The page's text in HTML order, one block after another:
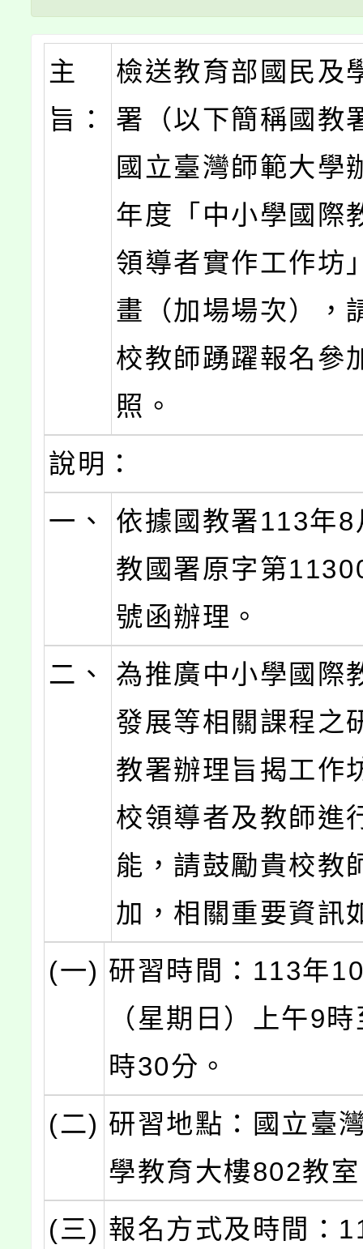
主
旨：
檢送教育部國民及
署（以下簡稱國教
國立臺灣師範大學
年度「中小學國際
領導者實作工作坊
畫（加場場次），
校教師踴躍報名參
照。
說明：
一、
依據國教署113年
教國署原字第
號函辦理。
二、
為推廣中小學國際
發展等相關課程之
教署辦理旨揭工作
校領導者及教師進
能，請鼓勵貴校教
加，相關重要資訊
(一) 研習時間：113年
（星期日）上午9
時30分。
(二) 研習地點：國立臺
學教育大樓802教
(三) 報名方式及時間：